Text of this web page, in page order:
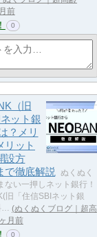
前
0
（旧
ネット銀
？メリ
リット
設方
で徹底解説
ぬくぬく
ない一押しネット銀行！
旧「住信SBIネット銀
…
ぬくぬくブログ｜超高
月前
0